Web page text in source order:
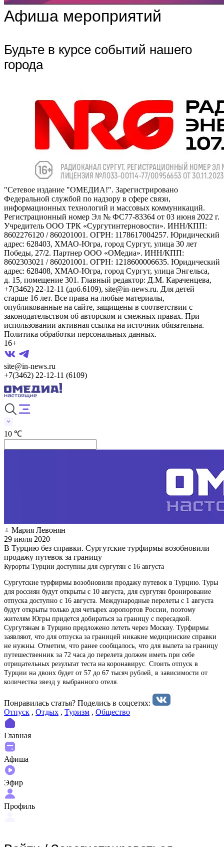
Афиша мероприятий
Будьте в курсе событий нашего
города
"Сетевое издание "ОМЕДИА!". Зарегистрировано
Федеральной службой по надзору в сфере связи,
информационных технологий и массовых коммуникаций.
Регистрационный номер Эл № ФС77-83364 от 03 июня 2022 г.
Учредитель ООО ТРК «Сургутинтерновости». ИНН/КПП:
8602276120 / 860201001. ОГРН: 1178617004257. Юридический
адрес: 628403, ХМАО-Югра, город Сургут, улица 30 лет
Победы, 27/2. Партнер ООО «ОМедиа». ИНН/КПП:
8602303021 / 860201001. ОГРН: 1218600006635. Юридический
адрес: 628408, ХМАО-Югра, город Сургут, улица Энгельса,
д. 15, помещение 301. Главный редактор: Д.М. Караченцева,
+7(3462) 22-12-11 (доб.6109), site@in-news.ru. Для детей
старше 16 лет. Все права на любые материалы,
опубликованные на сайте, защищены в соответствии с
законодательством об авторском и смежных правах. При
использовании активная ссылка на источник обязательна.
Политика обработки персональных данных.
16+
site@in-news.ru
+7(3462) 22-12-11 (6109)
10 ℃
Мария Левонян
29 июля 2020
В Турцию без справки. Сургутские турфирмы возобновили
продажу путевок за границу
Курорты Турции доступны для сургутян с 16 августа
Сургутские турфирмы возобновили продажу путевок в Турцию. Туры
для россиян будут открыты с 10 августа, для сургутян бронирование
отпуска доступно с 16 августа. Международные перелеты с 1 августа
будут открыты только для четырех аэропортов России, поэтому
жителям Югры придется добираться за границу с пересадкой.
Сургутянам в Турцию предложено лететь через Москву. Турфирмы
заявляют, что для отпуска за границей никакие медицинские справки
не нужны. Отметим, что ранее сообщалось, что для вылета за границу
путешественник за 72 часа до перелета должен иметь при себе
отрицательных результат теста на коронавирус. Стоить отпуск в
Турции на двоих будет от 57 до 67 тысяч рублей, в зависимости от
количества звезд у выбранного отеля.
Понравилась статья? Поделиcь в соцсетях:
Отпуск , Отдых , Туризм , Общество
Главная
Афиша
Эфир
Профиль